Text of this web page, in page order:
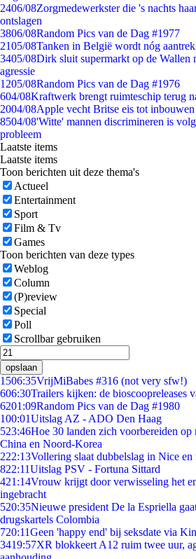
2406/08Zorgmedewerkster die 's nachts
ontslagen
3806/08Random Pics van de Dag #1977
2105/08Tanken in België wordt nóg
3405/08Dirk sluit supermarkt op de Wallen
agressie
1205/08Random Pics van de Dag #1976
604/08Kraftwerk brengt ruimteschip terug
2004/08Apple vecht Britse eis tot
8504/08'Witte' mannen discrimineren is
probleem
Laatste items
Laatste items
Toon berichten uit deze thema's
Actueel
Entertainment
Sport
Film & Tv
Games
Toon berichten van deze types
Weblog
Column
(P)review
Special
Poll
Scrollbar gebruiken
opslaan
1506:35VrijMiBabes #316 (not very sfw!)
606:30Trailers kijken: de bioscoopreleases
6201:09Random Pics van de Dag #1980
100:01Uitslag AZ - ADO Den Haag
523:46Hoe 30 landen zich voorbereiden
China en Noord-Korea
222:13Vollering slaat dubbelslag in Nice en
822:11Uitslag PSV - Fortuna Sittard
421:14Vrouw krijgt door verwisseling het
ingebracht
520:35Nieuwe president De la Espriella
drugskartels Colombia
720:11Geen 'happy end' bij seksdate via
3419:57XR blokkeert A12 ruim twee uur,